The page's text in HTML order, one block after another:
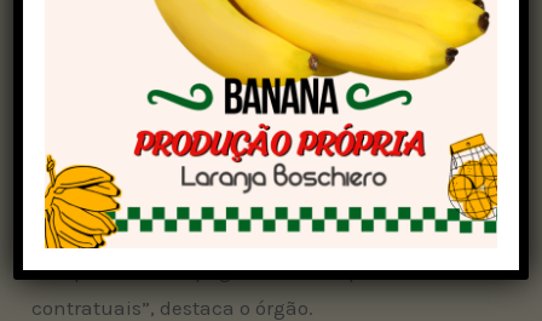
“Destaca-se que esta medida não representa
uma prorrogação automática dos vencimentos
das operações de crédito, cabendo aos
produtores rurais atingidos pela estiagem
solicitarem a prorrogação junto as IFs,
comprovando a perda da produção e a sua
incapacidade de pagamento nos prazos
contratuais”, destaca o órgão.